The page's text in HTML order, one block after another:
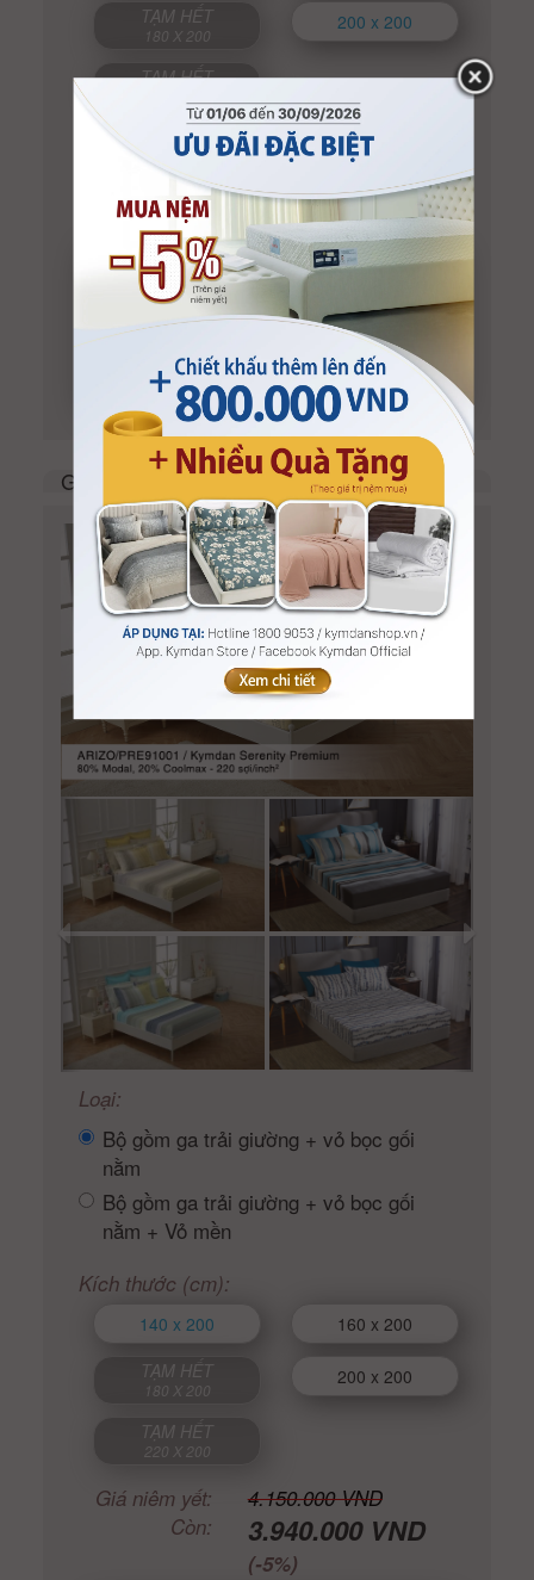
TẠM HẾT
180 X 200
200 x 200
TẠM HẾT
Giá niêm yết:
3.030.000 VND
Còn:
2.870.000 VND
(-5%)
Nhận thêm ưu đãi hấp dẫn khi mua sắm
online tại:
Website mua sắm chính hãng
kymdanshop.vn
App Kymdan Store
Tổng đài1800 9053
Ga trải giường Kymdan Serenity Premium
Loại:
Bộ gồm ga trải giường + vỏ bọc gối
nằm
Bộ gồm ga trải giường + vỏ bọc gối
nằm + Vỏ mền
Kích thước (cm):
140 x 200
160 x 200
TẠM HẾT
180 X 200
200 x 200
TẠM HẾT
220 X 200
Giá niêm yết:
4.150.000 VND
Còn:
3.940.000 VND
(-5%)